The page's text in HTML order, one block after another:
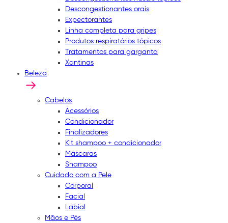
Descongestionantes orais
Expectorantes
Linha completa para gripes
Produtos respiratórios tópicos
Tratamentos para garganta
Xantinas
Beleza
Cabelos
Acessórios
Condicionador
Finalizadores
Kit shampoo + condicionador
Máscaras
Shampoo
Cuidado com a Pele
Corporal
Facial
Labial
Mãos e Pés